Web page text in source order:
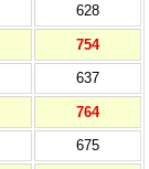
628
754
637
764
675